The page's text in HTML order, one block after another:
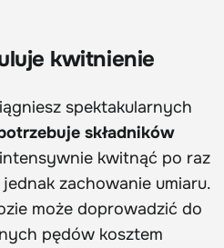
kwitnienie
spektakularnych
składników
kwitnąć po raz
zachowanie umiaru.
może doprowadzić do
pędów kosztem